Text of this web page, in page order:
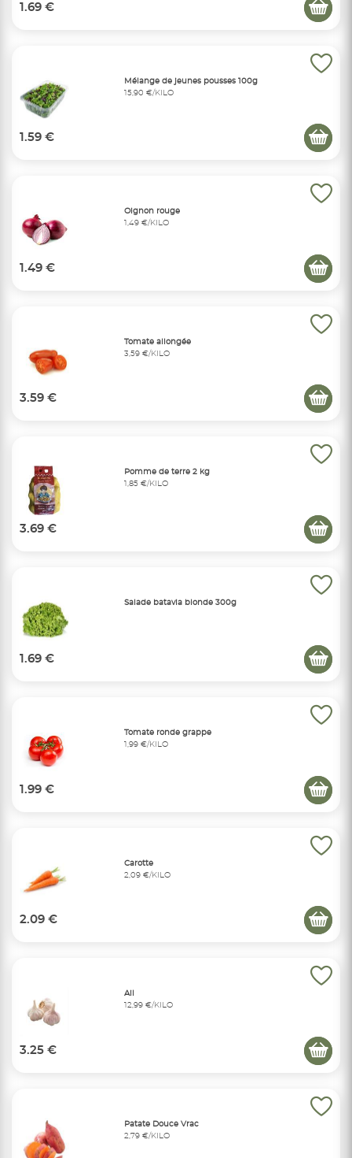
1.69 €
Mélange de jeunes pousses 100g
15,90 €/KILO
1.59 €
Oignon rouge
1,49 €/KILO
1.49 €
Tomate allongée
3,59 €/KILO
3.59 €
Pomme de terre 2 kg
1,85 €/KILO
3.69 €
Salade batavia blonde 300g
1.69 €
Tomate ronde grappe
1,99 €/KILO
1.99 €
Carotte
2,09 €/KILO
2.09 €
Ail
12,99 €/KILO
3.25 €
Patate Douce Vrac
2,79 €/KILO